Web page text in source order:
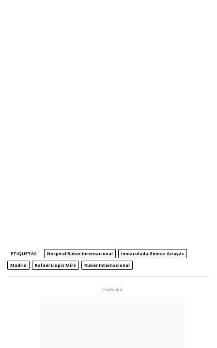
ETIQUETAS Hospital Ruber Internacional
Inmaculada Gómez Arrayás
Madrid
Rafael Llopis Miró Ruber Internacional
- Publicitat -